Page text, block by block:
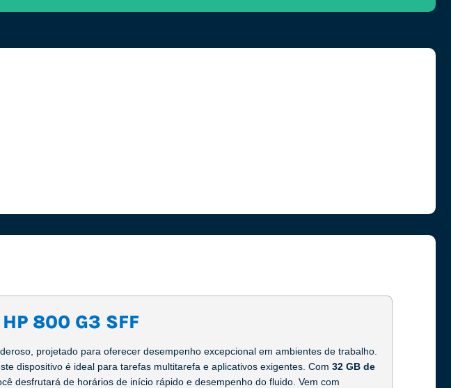
HP 800 G3 SFF
projetado para oferecer desempenho excepcional em ambientes de trabalho.
dispositivo é ideal para tarefas multitarefa e aplicativos exigentes. Com 32 GB de
desfrutará de horários de início rápido e desempenho do fluido. Vem com